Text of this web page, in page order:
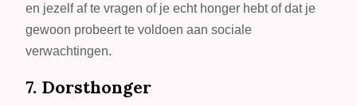
en jezelf af te vragen of je echt honger hebt of dat je
gewoon probeert te voldoen aan sociale
verwachtingen.
7. Dorsthonger